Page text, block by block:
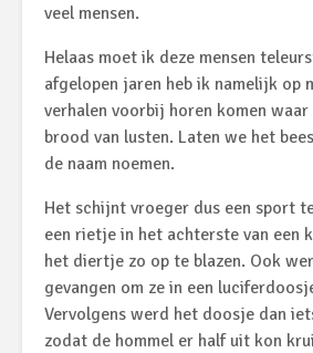
veel mensen.
Helaas moet ik deze mensen
afgelopen jaren heb ik namelijk op
verhalen voorbij horen komen waar
brood van lusten. Laten we het
de naam noemen.
Het schijnt vroeger dus een sport
een rietje in het achterste van een
het diertje zo op te blazen. Ook
gevangen om ze in een
Vervolgens werd het doosje dan
zodat de hommel er half uit kon